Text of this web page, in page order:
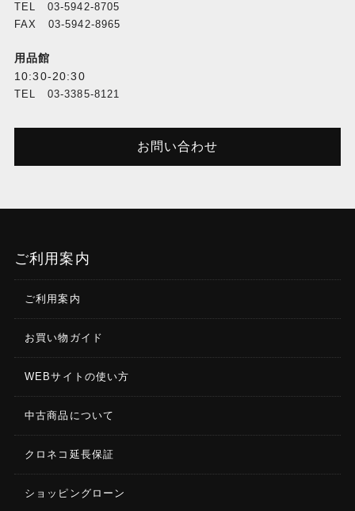
TEL 03-5942-8705
FAX 03-5942-8965
用品館
10:30-20:30
TEL 03-3385-8121
お問い合わせ
ご利用案内
ご利用案内
お買い物ガイド
WEBサイトの使い方
中古商品について
クロネコ延長保証
ショッピングローン